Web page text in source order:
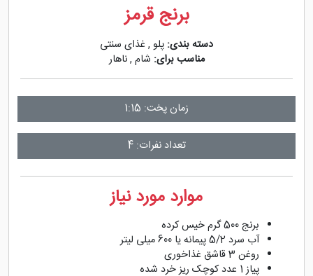
برنج قرمز
دسته بندی: پلو , غذای سنتی
مناسب برای: شام ,ناهار
زمان پخت: 1:15
تعداد نفرات: 4
موارد مورد نیاز
برنج 500 گرم خیس کرده
آب سرد 5/2 پیمانه یا 600 میلی لیتر
روغن 3 قاشق غذاخوری
پیاز 1 عدد کوچک ریز خرد شده